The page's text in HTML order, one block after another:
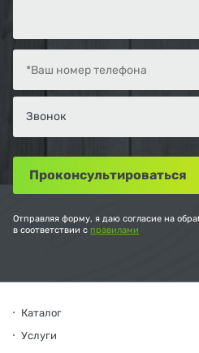
Отправляя форму, я даю согласие на
в соответствии с правилами
Каталог
Услуги